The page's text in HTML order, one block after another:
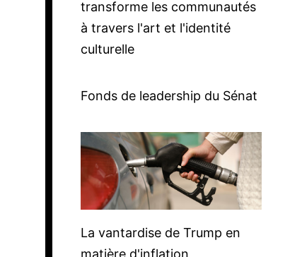
transforme les communautés
à travers l'art et l'identité
culturelle
Fonds de leadership du Sénat
La vantardise de Trump en
matière d'inflation